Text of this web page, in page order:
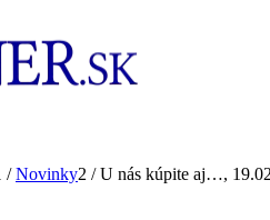
/ Novinky2 / U nás kúpite aj…,